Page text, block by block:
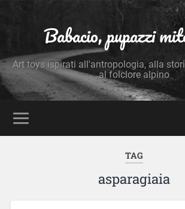
Babacio, pupazzi
Art toys ispirati all'antropologia, alla
al folclore alpino
TAG
asparagiaia